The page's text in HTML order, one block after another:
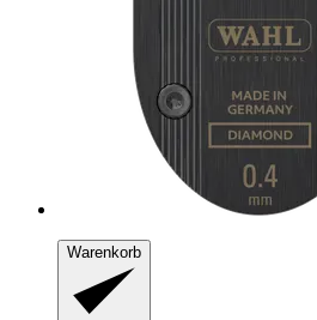
Warenkorb